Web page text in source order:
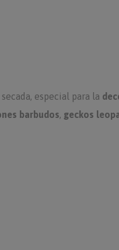
especial para la
barbudos, geckos